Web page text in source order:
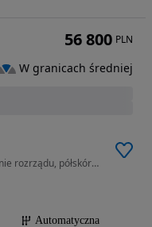
1499 cm3 • 130 KM • 1,5 diesel, po wymianie rozrządu, półskóry, kamera, nawigacja
Automatyczna
56 800 PLN
W granicach średniej